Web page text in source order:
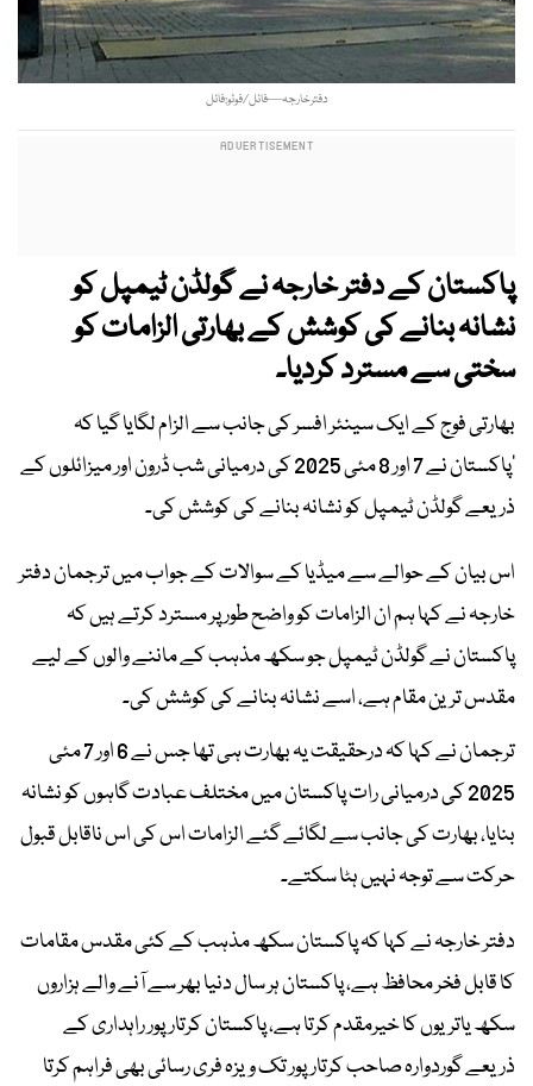
دفترخارجہ—فائل/فوٹو:فائل
پاکستان کے دفتر خارجہ نے گولڈن ٹیمپل کو
نشانہ بنانے کی کوشش کے بھارتی الزامات کو
سختی سے مسترد کردیا۔
بھارتی فوج کے ایک سینئر افسر کی جانب سے الزام لگایا گیا کہ
’پاکستان نے 7 اور 8 مئی 2025 کی درمیانی شب ڈرون اور میزائلوں کے
ذریعے گولڈن ٹیمپل کو نشانہ بنانے کی کوشش کی۔
اس بیان کے حوالے سے میڈیا کے سوالات کے جواب میں ترجمان دفتر
خارجہ نے کہا ہم ان الزامات کو واضح طور پر مسترد کرتے ہیں کہ
پاکستان نے گولڈن ٹیمپل جو سکھ مذہب کے ماننے والوں کے لیے
مقدس ترین مقام ہے، اسے نشانہ بنانے کی کوشش کی۔
ترجمان نے کہا کہ درحقیقت یہ بھارت ہی تھا جس نے 6 اور 7 مئی
2025 کی درمیانی رات پاکستان میں مختلف عبادت گاہوں کو نشانہ
بنایا، بھارت کی جانب سے لگائے گئے الزامات اس کی اس ناقابل قبول
حرکت سے توجہ نہیں ہٹا سکتے۔
دفتر خارجہ نے کہا کہ پاکستان سکھ مذہب کے کئی مقدس مقامات
کا قابل فخر محافظ ہے، پاکستان ہر سال دنیا بھر سے آنے والے ہزاروں
سکھ یاتریوں کا خیرمقدم کرتا ہے، پاکستان کرتارپور راہداری کے
ذریعے گوردوارہ صاحب کرتارپور تک ویزہ فری رسائی بھی فراہم کرتا